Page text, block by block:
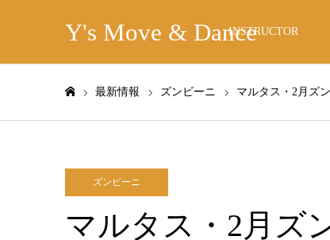
Y's Move & DanceINSTRUCTOR
最新情報 ズンビーニ マルタス・2月ズ
ズンビーニ
マルタス・2月ズ